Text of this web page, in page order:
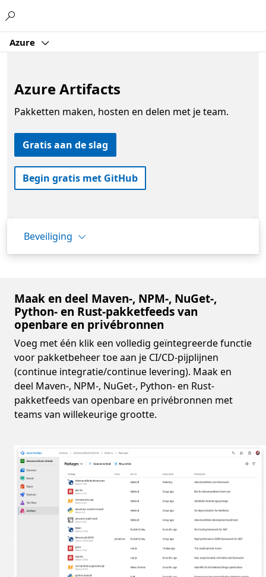
Azure
Azure Artifacts
Pakketten maken, hosten en delen met je team.
Gratis aan de slag
Begin gratis met GitHub
Beveiliging
Maak en deel Maven-, NPM-, NuGet-,
Python- en Rust-pakketfeeds van
openbare en privébronnen
Voeg met één klik een volledig geïntegreerde functie
voor pakketbeheer toe aan je CI/CD-pijplijnen
(continue integratie/continue levering). Maak en
deel Maven-, NPM-, NuGet-, Python- en Rust-
pakketfeeds van openbare en privébronnen met
teams van willekeurige grootte.